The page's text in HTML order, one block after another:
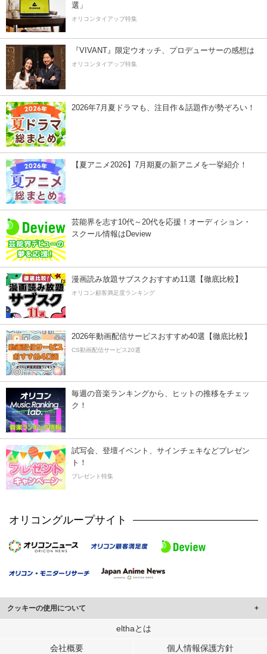
選」
オリコンタイアップ特集
『VIVANT』限定ウオッチ、プロデューサーの感想は
オリコンタイアップ特集
2026年7月夏ドラマも、注目作＆話題作が勢ぞろい！
【夏アニメ2026】7月期夏の新アニメを一挙紹介！
芸能界を志す10代～20代を応援！オーディション・
スクール情報はDeview
漫画読み放題サブスクおすすめ11選【徹底比較】
オリコン顧客満足度ランキング
2026年動画配信サービスおすすめ40選【徹底比較】
CS動画配信サービス20選
毎週の音楽ランキングから、ヒットの推移をチェッ
ク！
試写会、登壇イベント、サインチェキなどプレゼン
ト！
プレゼント特集
オリコングループサイト
クッキーの使用について
このサイトでは Cookie を使用して、ユーザーに合わせたコンテンツや広告の
行っています。
elthaとは
会社概要 個人情報保護方針